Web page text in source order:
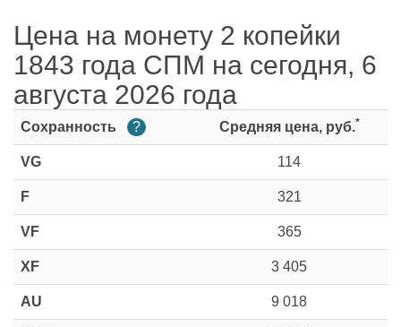
Цена на монету 2 копейки
1843 года СПМ на сегодня, 6
августа 2026 года
Сохранность ? Средняя цена, руб.*
VG 114
F 321
VF 365
XF 3 405
AU 9 018